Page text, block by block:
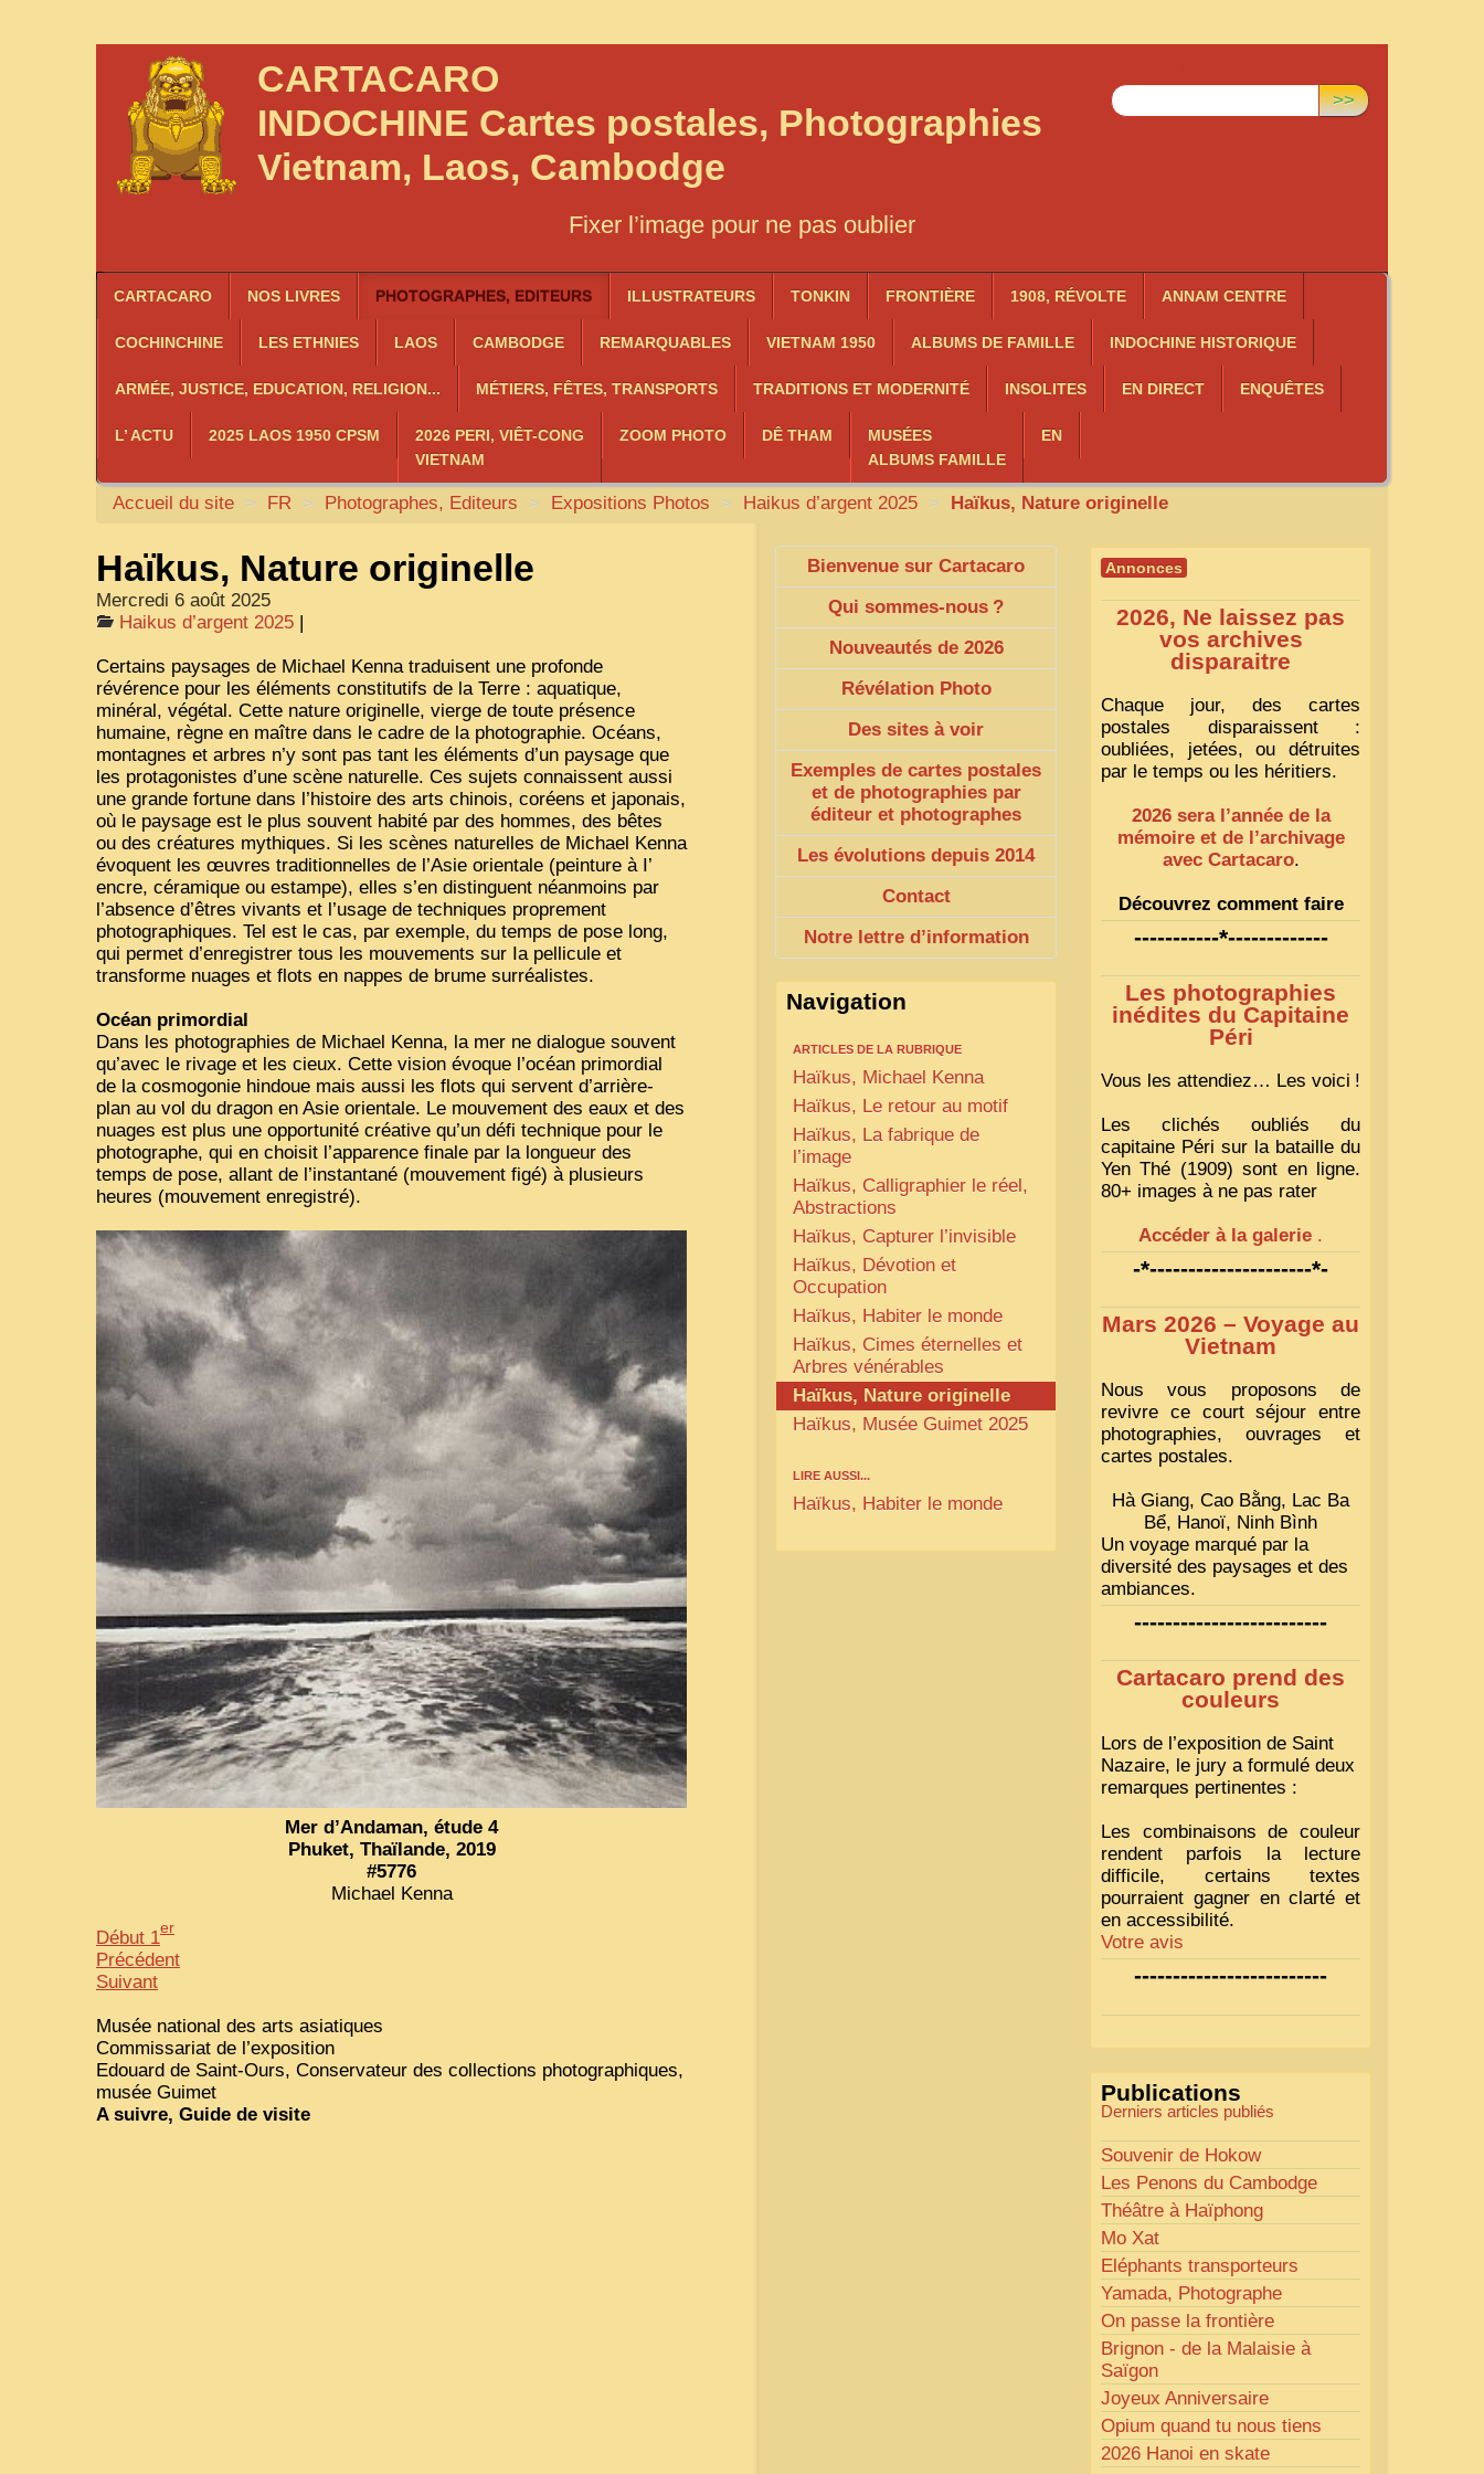
CARTACARO
INDOCHINE Cartes postales, Photographies
Vietnam, Laos, Cambodge
Fixer l’image pour ne pas oublier
>>
CARTACARO NOS LIVRES PHOTOGRAPHES, EDITEURS ILLUSTRATEURS TONKIN FRONTIÈRE 1908, RÉVOLTE ANNAM CENTRE
COCHINCHINE LES ETHNIES LAOS CAMBODGE REMARQUABLES VIETNAM 1950 ALBUMS DE FAMILLE INDOCHINE HISTORIQUE
ARMÉE, JUSTICE, EDUCATION, RELIGION... MÉTIERS, FÊTES, TRANSPORTS TRADITIONS ET MODERNITÉ INSOLITES EN DIRECT ENQUÊTES
L’ ACTU 2025 LAOS 1950 CPSM
2026 PERI, VIÊT-CONG
VIETNAM
ZOOM PHOTO DÊ THAM
MUSÉES
ALBUMS FAMILLE
EN
Accueil du site > FR > Photographes, Editeurs > Expositions Photos > Haikus d’argent 2025 > Haïkus, Nature originelle
Haïkus, Nature originelle
Mercredi 6 août 2025
Haikus d’argent 2025 |
Certains paysages de Michael Kenna traduisent une profonde
révérence pour les éléments constitutifs de la Terre : aquatique,
minéral, végétal. Cette nature originelle, vierge de toute présence
humaine, règne en maître dans le cadre de la photographie. Océans,
montagnes et arbres n’y sont pas tant les éléments d’un paysage que
les protagonistes d’une scène naturelle. Ces sujets connaissent aussi
une grande fortune dans l’histoire des arts chinois, coréens et japonais,
où le paysage est le plus souvent habité par des hommes, des bêtes
ou des créatures mythiques. Si les scènes naturelles de Michael Kenna
évoquent les œuvres traditionnelles de l’Asie orientale (peinture à I’
encre, céramique ou estampe), elles s’en distinguent néanmoins par
l’absence d’êtres vivants et l’usage de techniques proprement
photographiques. Tel est le cas, par exemple, du temps de pose long,
qui permet d’enregistrer tous les mouvements sur Ia pellicule et
transforme nuages et flots en nappes de brume surréalistes.
Océan primordial
Dans les photographies de Michael Kenna, la mer ne dialogue souvent
qu’avec le rivage et les cieux. Cette vision évoque l’océan primordial
de la cosmogonie hindoue mais aussi les flots qui servent d’arrière-
plan au vol du dragon en Asie orientale. Le mouvement des eaux et des
nuages est plus une opportunité créative qu’un défi technique pour le
photographe, qui en choisit l’apparence finale par la longueur des
temps de pose, allant de l’instantané (mouvement figé) à plusieurs
heures (mouvement enregistré).
Mer d’Andaman, étude 4
Phuket, Thaïlande, 2019
#5776
Michael Kenna
Début 1er
Précédent
Suivant
Musée national des arts asiatiques
Commissariat de l’exposition
Edouard de Saint-Ours, Conservateur des collections photographiques,
musée Guimet
A suivre, Guide de visite
Bienvenue sur Cartacaro
Qui sommes-nous ?
Nouveautés de 2026
Révélation Photo
Des sites à voir
Exemples de cartes postales
et de photographies par
éditeur et photographes
Les évolutions depuis 2014
Contact
Notre lettre d’information
Navigation
ARTICLES DE LA RUBRIQUE
Haïkus, Michael Kenna
Haïkus, Le retour au motif
Haïkus, La fabrique de
l’image
Haïkus, Calligraphier le réel,
Abstractions
Haïkus, Capturer l’invisible
Haïkus, Dévotion et
Occupation
Haïkus, Habiter le monde
Haïkus, Cimes éternelles et
Arbres vénérables
Haïkus, Nature originelle
Haïkus, Musée Guimet 2025
LIRE AUSSI...
Haïkus, Habiter le monde
Annonces
2026, Ne laissez pas
vos archives
disparaitre
Chaque jour, des cartes
postales disparaissent :
oubliées, jetées, ou détruites
par le temps ou les héritiers.
2026 sera l’année de la
mémoire et de l’archivage
avec Cartacaro.
Découvrez comment faire
1
-----------*-------------
Les photographies
inédites du Capitaine
Péri
Vous les attendiez… Les voici !
Les clichés oubliés du
capitaine Péri sur la bataille du
Yen Thé (1909) sont en ligne.
80+ images à ne pas rater
Accéder à la galerie .
-*---------------------*-
Mars 2026 – Voyage au
Vietnam
Nous vous proposons de
revivre ce court séjour entre
photographies, ouvrages et
cartes postales.
Hà Giang, Cao Bằng, Lac Ba
Bể, Hanoï, Ninh Bình
Un voyage marqué par la
diversité des paysages et des
ambiances.
-------------------------
Cartacaro prend des
couleurs
Lors de l’exposition de Saint
Nazaire, le jury a formulé deux
remarques pertinentes :
Les combinaisons de couleur
rendent parfois la lecture
difficile, certains textes
pourraient gagner en clarté et
en accessibilité.
Votre avis
Actions mises en place :
couleurs pour améliorer la
lisibilité. Votre avis nous
intéresse !
Pour les textes, nous allons les
retravailler afin de les rendre
plus fluides et précis.
« Comme tout bon
collectionneur le sait, la
perfection est un idéal… mais
nous y travaillons ! »
-------------------------
Publications
Derniers articles publiés
Souvenir de Hokow
Les Penons du Cambodge
Théâtre à Haïphong
Mo Xat
Eléphants transporteurs
Yamada, Photographe
On passe la frontière
Brignon - de la Malaisie à
Saïgon
Joyeux Anniversaire
Opium quand tu nous tiens
2026 Hanoi en skate